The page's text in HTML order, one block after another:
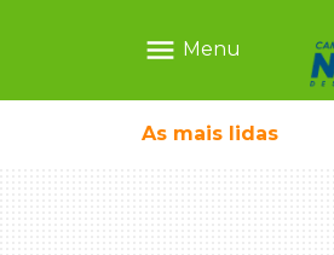
menu Menu
As mais lidas
em caminhão estacionado